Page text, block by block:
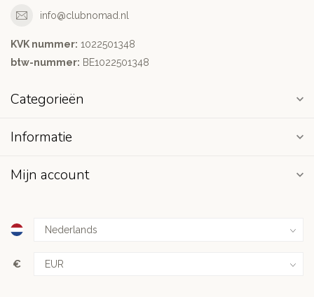
info@clubnomad.nl
KVK nummer: 1022501348
btw-nummer: BE1022501348
Categorieën
Informatie
Mijn account
€